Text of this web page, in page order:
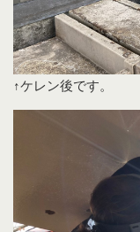
↑ケレン後です。